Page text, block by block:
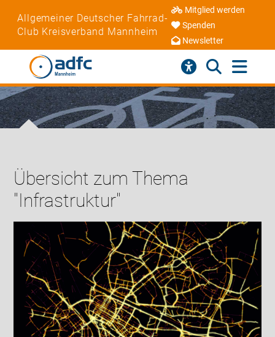
Allgemeiner Deutscher Fahrrad-
Club Kreisverband Mannheim
Mitglied werden
Spenden
Newsletter
Übersicht zum Thema
"Infrastruktur"